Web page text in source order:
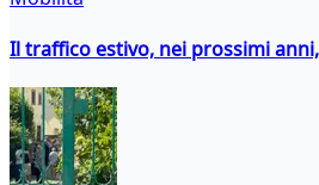
Il traffico estivo, nei prossimi